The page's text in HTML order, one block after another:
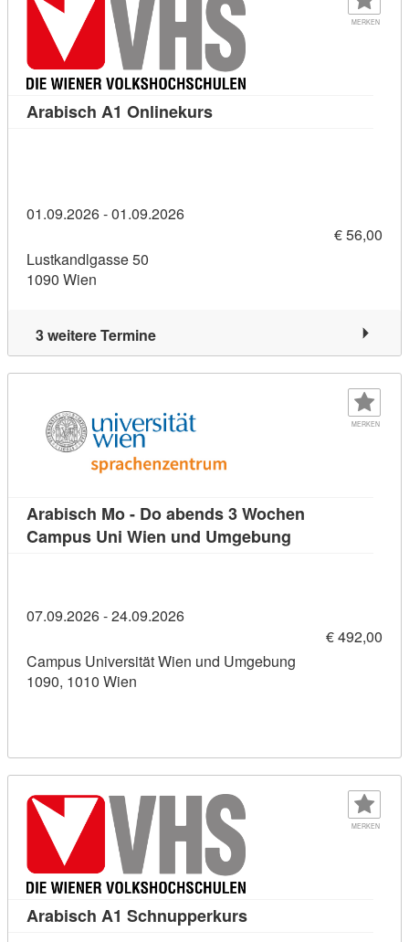
MERKEN
Arabisch A1 OnlinekursKursdetail: Arabisch A1
01.09.2026 - 01.09.2026
€ 56,00
Lustkandlgasse 50
1090 Wien
3 weitere Termine
MERKEN
Arabisch Mo - Do abends 3 Wochen
Campus Uni Wien und Umgebung
07.09.2026 - 24.09.2026
€ 492,00
Campus Universität Wien und Umgebung
1090, 1010 Wien
MERKEN
Arabisch A1 SchnupperkursKursdetail: Arabisch